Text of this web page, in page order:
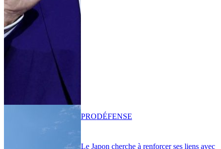
Le Japon cherche à renforcer ses liens avec
PRODÉFENSE